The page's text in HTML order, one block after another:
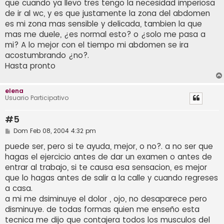
a
j
e
que cuando ya llevo tres tengo la necesidad imperiosa
de ir al wc, y es que justamente la zona del abdomen
es mi zona mas sensible y delicada, tambien la que
mas me duele, ¿es normal esto? o ¿solo me pasa a
mi? A lo mejor con el tiempo mi abdomen se ira
acostumbrando ¿no?.
Hasta pronto
elena
Usuario Participativo
#5
M
n
s
a
j
e
Dom Feb 08, 2004 4:32 pm
puede ser, pero si te ayuda, mejor, o no?. a no ser que
hagas el ejercicio antes de dar un examen o antes de
entrar al trabajo, si te causa esa sensacion, es mejor
que lo hagas antes de salir a la calle y cuando regreses
a casa.
a mi me dsiminuye el dolor , ojo, no desaparece pero
disminuye. de todas formas quien me enseño esta
tecnica me dijo que contajera todos los musculos del